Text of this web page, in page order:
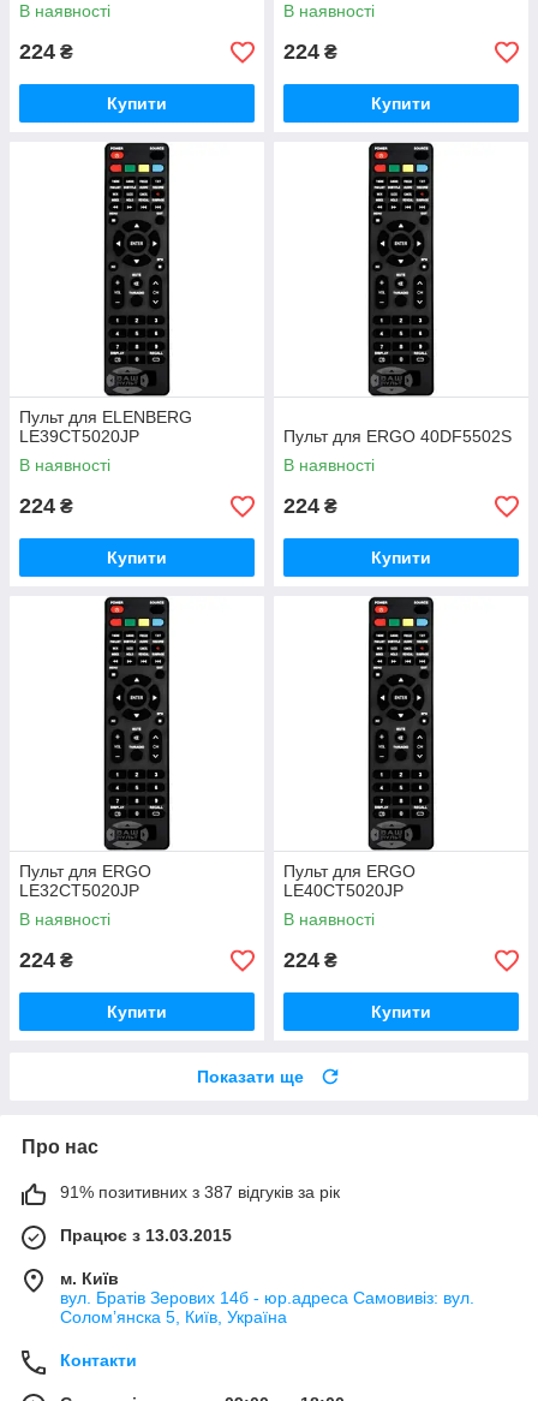
В наявності
224 ₴
Купити
В наявності
224 ₴
Купити
Пульт для ELENBERG
LE39CT5020JP
В наявності
224 ₴
Купити
Пульт для ERGO 40DF5502S
В наявності
224 ₴
Купити
Пульт для ERGO
LE32CT5020JP
В наявності
224 ₴
Купити
Пульт для ERGO
LE40CT5020JP
В наявності
224 ₴
Купити
Показати ще
Про нас
91% позитивних з 387 відгуків за рік
Працює з 13.03.2015
м. Київ
вул. Братів Зерових 14б - юр.адреса Самовивіз: вул.
Соломʼянска 5, Київ, Україна
Контакти